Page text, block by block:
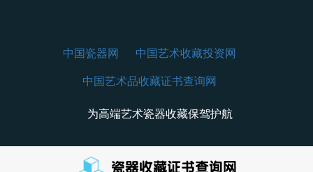
中国瓷器网
中国艺术收藏投资网
中国艺术品收藏证书查询网
为高端艺术瓷器收藏保驾护航